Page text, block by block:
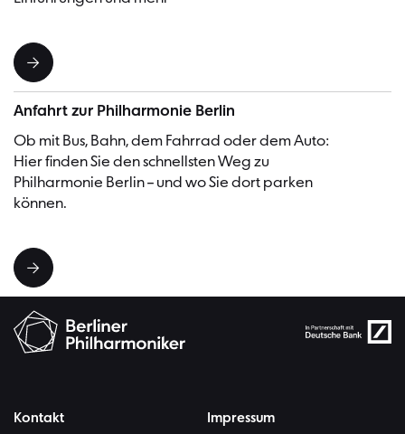
Anfahrt zur Philharmonie Berlin
Ob mit Bus, Bahn, dem Fahrrad oder dem Auto:
Hier finden Sie den schnellsten Weg zu
Philharmonie Berlin – und wo Sie dort parken
können.
Kontakt Impressum